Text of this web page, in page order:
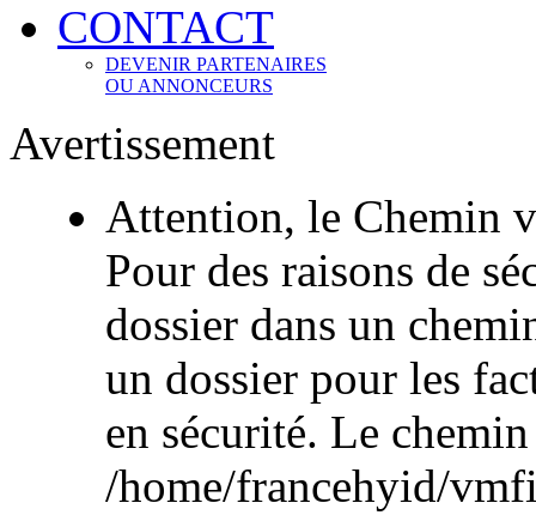
CONTACT
DEVENIR PARTENAIRES
OU ANNONCEURS
Avertissement
Attention, le Chemin
Pour des raisons de
dossier dans un
un dossier pour les
en sécurité. Le
/home/francehyid/